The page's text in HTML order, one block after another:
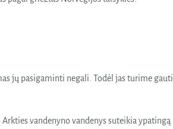
jų pasigaminti negali. Todėl jas turime gauti
vandenyno vandenys suteikia ypatingą